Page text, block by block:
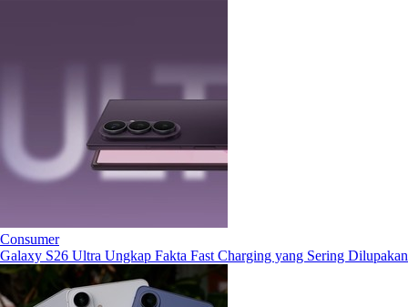
Consumer
Galaxy S26 Ultra Ungkap Fakta Fast Charging yang Sering Dilupakan